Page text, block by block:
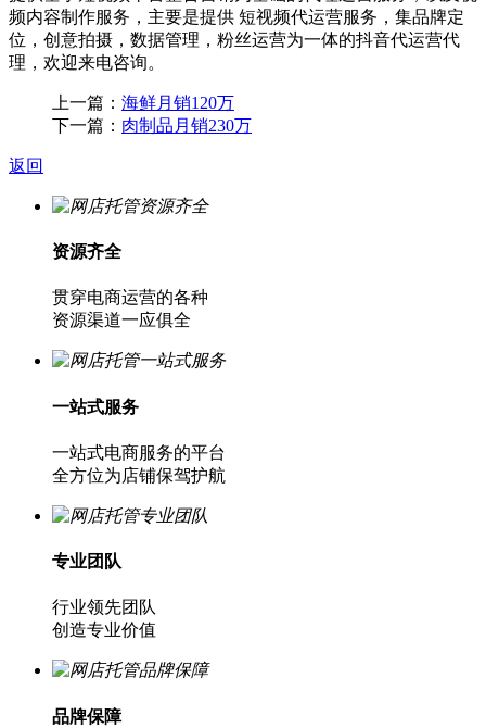
频内容制作服务，主要是提供 短视频代运营服务，集品牌定
位，创意拍摄，数据管理，粉丝运营为一体的抖音代运营代
理，欢迎来电咨询。
上一篇： 海鲜月销120万
下一篇： 肉制品月销230万
返回
资源齐全
贯穿电商运营的各种
资源渠道一应俱全
一站式服务
一站式电商服务的平台
全方位为店铺保驾护航
专业团队
行业领先团队
创造专业价值
品牌保障